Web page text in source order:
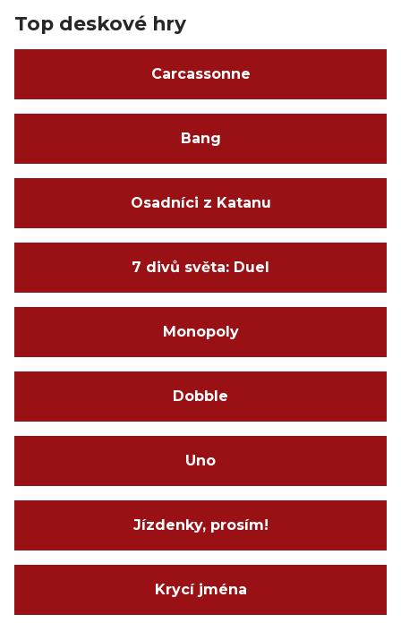
Top deskové hry
Carcassonne
Bang
Osadníci z Katanu
7 divů světa: Duel
Monopoly
Dobble
Uno
Jízdenky, prosím!
Krycí jména